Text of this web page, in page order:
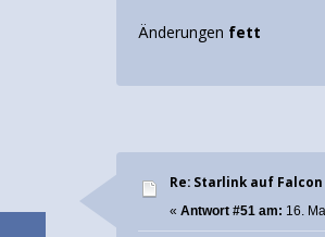
Änderungen fett
Re: Starlink auf
«Antwort #51 am: 16.